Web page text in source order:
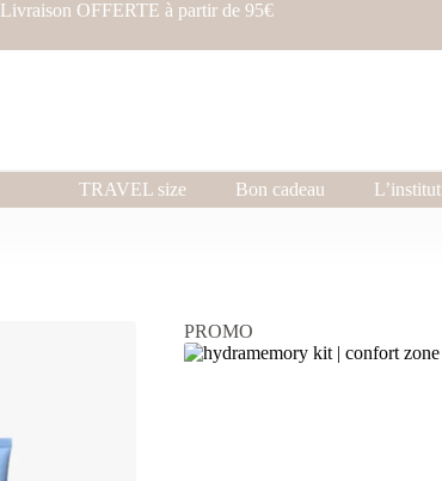
Livraison OFFERTE à partir de 95€
TRAVEL size Bon cadeau L’institut
PROMO